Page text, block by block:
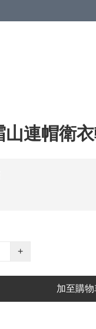
山連帽衛
+
加至購物